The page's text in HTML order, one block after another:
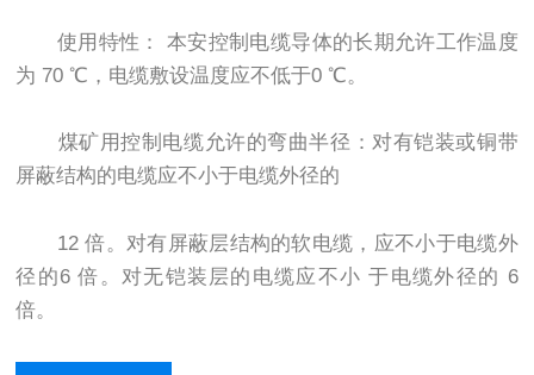
使用特性： 本安控制电缆导体的长期允许工作温度
为 70 ℃，电缆敷设温度应不低于0 ℃。
煤矿用控制电缆允许的弯曲半径：对有铠装或铜带
屏蔽结构的电缆应不小于电缆外径的
12 倍。对有屏蔽层结构的软电缆，应不小于电缆外
径的6 倍。对无铠装层的电缆应不小 于电缆外径的 6
倍。